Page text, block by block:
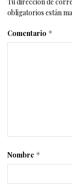
obligatorios están
Comentario *
Nombre *